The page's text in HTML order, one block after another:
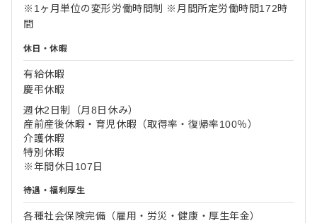
※1ヶ月単位の変形労働時間制 ※月間所定労働時間172時
間
休日・休暇
有給休暇
慶弔休暇
週休2日制（月8日休み）
産前産後休暇・育児休暇（取得率・復帰率100％）
介護休暇
特別休暇
※年間休日107日
待遇・福利厚生
各種社会保険完備（雇用・労災・健康・厚生年金）